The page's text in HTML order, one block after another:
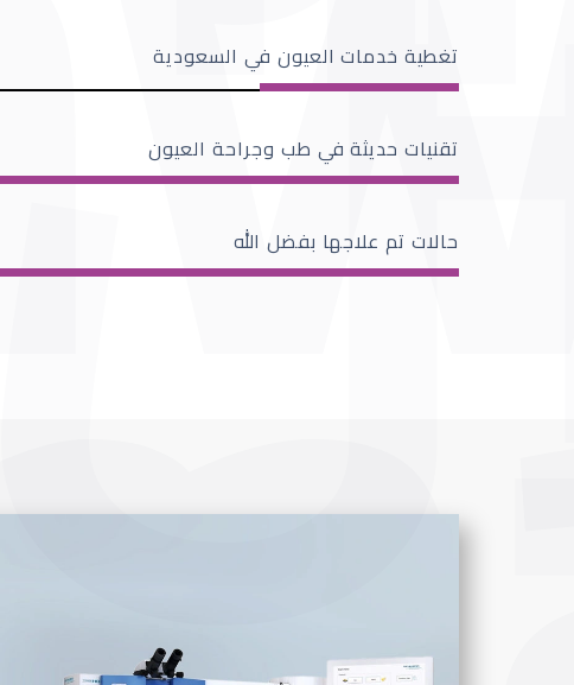
تغطية خدمات العيون في السعودية
تقنيات حديثة في طب وجراحة العيون
حالات تم علاجها بفضل الله